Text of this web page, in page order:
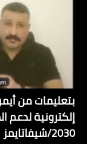
بتعليمات من
إلكترونية
2030/شيفاتايمز